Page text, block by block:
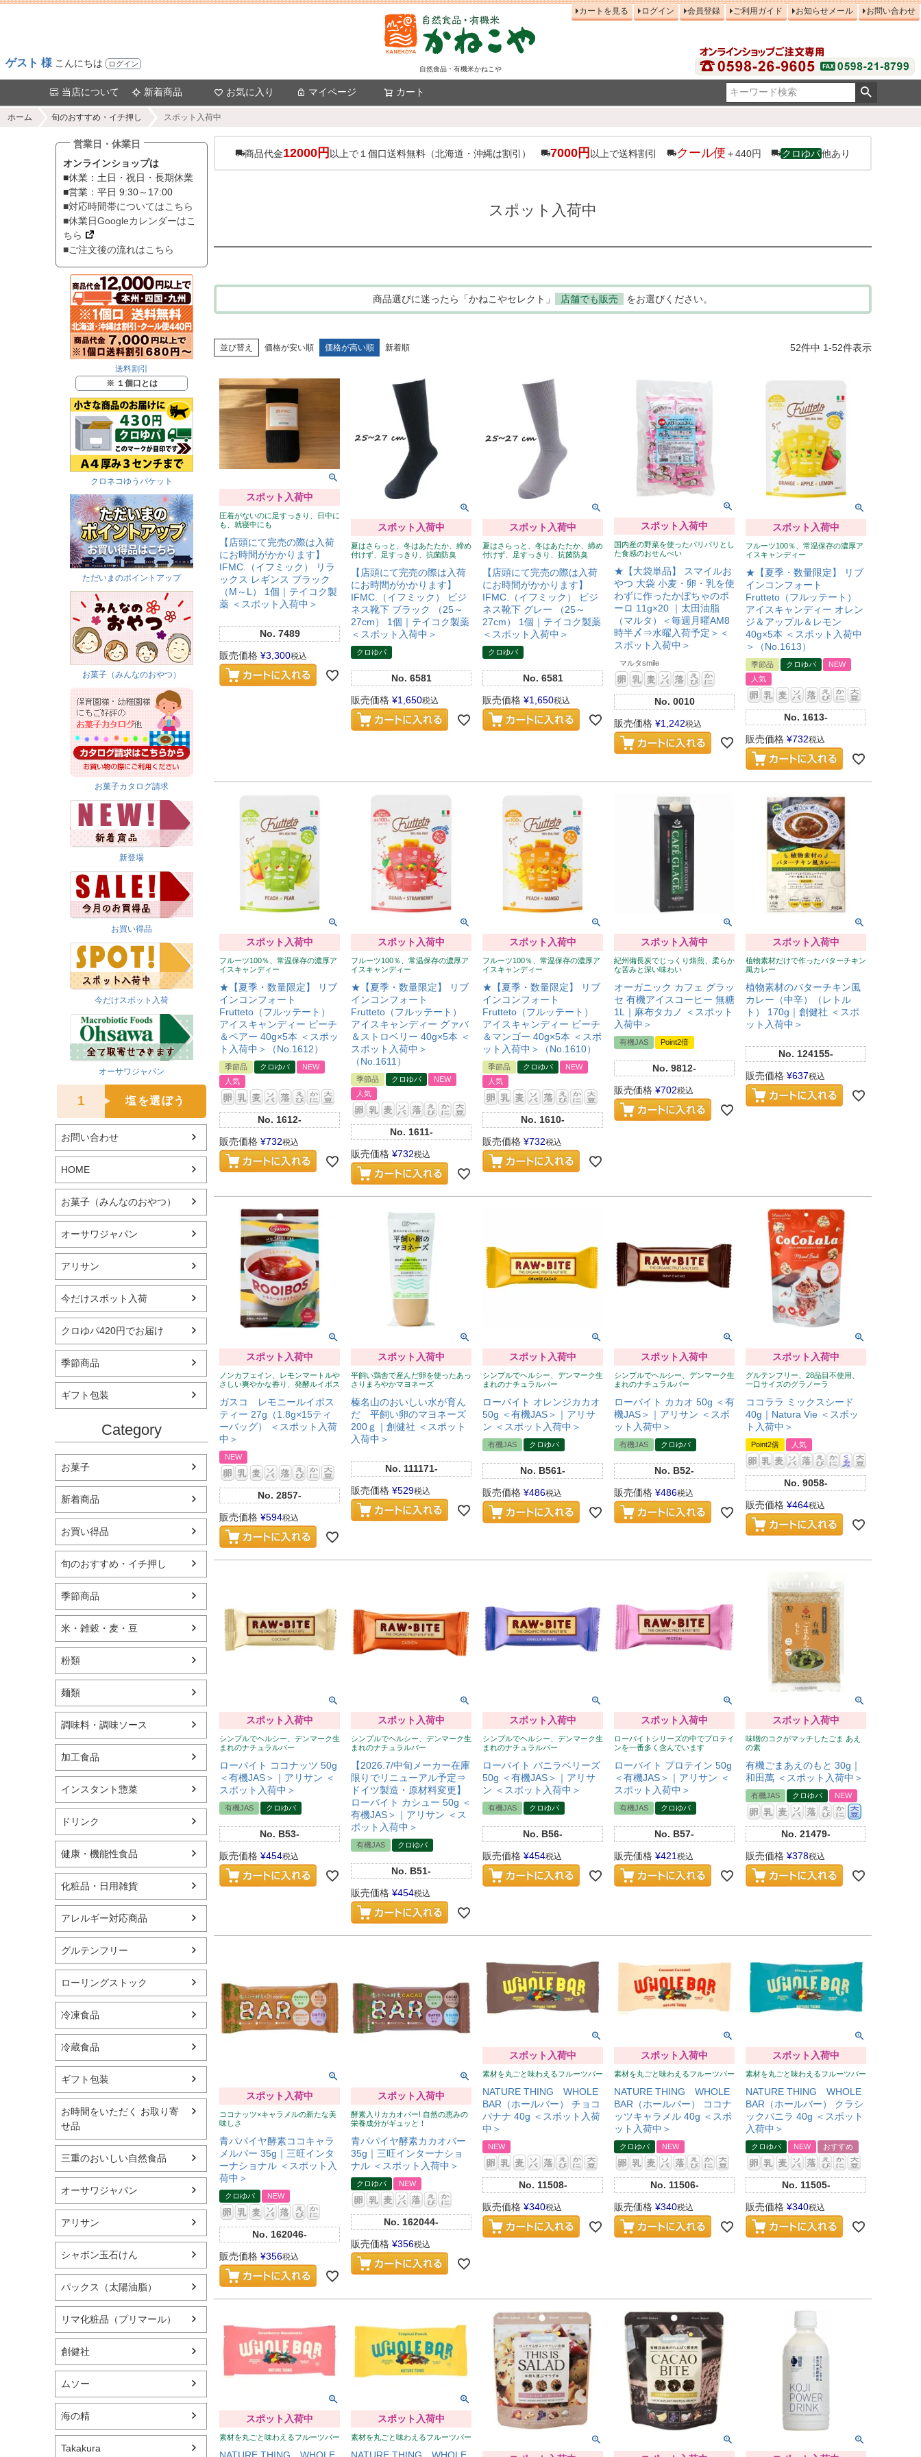
ゲスト 様 こんにちは ログイン
自然食品・有機米かねこや
カートを見る ログイン 会員登録 ご利用ガイド お知らせメール お問い合わせ
当店について 新着商品 お気に入り マイページ カート
ホーム 旬のおすすめ・イチ押し スポット入荷中
営業日・休業日
オンラインショップは
■休業：土日・祝日・長期休業
■営業：平日 9:30～17:00
■対応時間帯についてはこちら
■休業日Googleカレンダーはこ
ちら
■ご注文後の流れはこちら
送料割引
※ １個口とは
クロネコゆうパケット
ただいまのポイントアップ
お菓子（みんなのおやつ）
お菓子カタログ請求
新登場
お買い得品
今だけスポット入荷
オーサワジャパン
1 塩を選ぼう
お問い合わせ
HOME
お菓子（みんなのおやつ）
オーサワジャパン
アリサン
今だけスポット入荷
クロゆパ420円でお届け
季節商品
ギフト包装
Category
お菓子
新着商品
お買い得品
旬のおすすめ・イチ押し
季節商品
米・雑穀・麦・豆
粉類
麺類
調味料・調味ソース
加工食品
インスタント惣菜
ドリンク
健康・機能性食品
化粧品・日用雑貨
アレルギー対応商品
グルテンフリー
ローリングストック
冷凍食品
冷蔵食品
ギフト包装
お時間をいただく お取り寄
せ品
三重のおいしい自然食品
オーサワジャパン
アリサン
シャボン玉石けん
パックス（太陽油脂）
リマ化粧品（プリマール）
創健社
ムソー
海の精
Takakura
商品代金12000円 以上で１個口送料無料（北海道・沖縄は割引） 7000円 以上で送料割引 クール便 ＋440円 クロゆパ他あり
スポット入荷中
商品選びに迷ったら「かねこやセレクト」 店舗でも販売 をお選びください。
並び替え 価格が安い順 価格が高い順 新着順 52件中 1-52件表示
スポット入荷中
圧着がないのに足すっきり、日中に
も、就寝中にも
【店頭にて完売の際は入荷
にお時間がかかります】
IFMC.（イフミック） リラ
ックス レギンス ブラック
（M～L） 1個｜テイコク製
薬 ＜スポット入荷中＞
No. 7489
販売価格 ¥3,300税込
スポット入荷中
夏はさらっと、冬はあたたか、締め
付けず、足すっきり、抗菌防臭
【店頭にて完売の際は入荷
にお時間がかかります】
IFMC.（イフミック） ビジ
ネス靴下 ブラック （25～
27cm） 1個｜テイコク製薬
＜スポット入荷中＞
クロゆパ
No. 6581
販売価格 ¥1,650税込
スポット入荷中
夏はさらっと、冬はあたたか、締め
付けず、足すっきり、抗菌防臭
【店頭にて完売の際は入荷
にお時間がかかります】
IFMC.（イフミック） ビジ
ネス靴下 グレー （25～
27cm） 1個｜テイコク製薬
＜スポット入荷中＞
クロゆパ
No. 6581
販売価格 ¥1,650税込
スポット入荷中
国内産の野菜を使ったパリパリとし
た食感のおせんべい
★【大袋単品】 スマイルお
やつ 大袋 小麦・卵・乳を使
わずに作ったかぼちゃのボ
ーロ 11g×20 ｜太田油脂
（マルタ）＜毎週月曜AM8
時半〆⇒水曜入荷予定＞＜
スポット入荷中＞
マルタsmile
No. 0010
販売価格 ¥1,242税込
スポット入荷中
フルーツ100％、常温保存の濃厚ア
イスキャンディー
★【夏季・数量限定】 リブ
インコンフォート
Frutteto（フルッテート）
アイスキャンディー オレン
ジ＆アップル＆レモン
40g×5本 ＜スポット入荷中
＞（No.1613）
季節品 クロゆパ
NEW
人気
No. 1613-
販売価格 ¥732税込
スポット入荷中
フルーツ100％、常温保存の濃厚ア
イスキャンディー
★【夏季・数量限定】 リブ
インコンフォート
Frutteto（フルッテート）
アイスキャンディー ピーチ
＆ペアー 40g×5本 ＜スポッ
ト入荷中＞（No.1612）
季節品 クロゆパ
NEW
人気
No. 1612-
販売価格 ¥732税込
スポット入荷中
フルーツ100％、常温保存の濃厚ア
イスキャンディー
★【夏季・数量限定】 リブ
インコンフォート
Frutteto（フルッテート）
アイスキャンディー グァバ
＆ストロベリー 40g×5本 ＜
スポット入荷中＞
（No.1611）
季節品 クロゆパ
NEW
人気
No. 1611-
販売価格 ¥732税込
スポット入荷中
フルーツ100％、常温保存の濃厚ア
イスキャンディー
★【夏季・数量限定】 リブ
インコンフォート
Frutteto（フルッテート）
アイスキャンディー ピーチ
＆マンゴー 40g×5本 ＜スポ
ット入荷中＞（No.1610）
季節品 クロゆパ
NEW
人気
No. 1610-
販売価格 ¥732税込
スポット入荷中
紀州備長炭でじっくり焙煎、柔らか
な苦みと深い味わい
オーガニック カフェ グラッ
セ 有機アイスコーヒー 無糖
1L｜麻布タカノ ＜スポット
入荷中＞
有機JAS Point2倍
No. 9812-
販売価格 ¥702税込
スポット入荷中
植物素材だけで作ったバターチキン
風カレー
植物素材のバターチキン風
カレー（中辛）（レトル
ト） 170g｜創健社 ＜スポ
ット入荷中＞
No. 124155-
販売価格 ¥637税込
スポット入荷中
ノンカフェイン、レモンマートルや
さしい爽やかな香り、発酵ルイボス
ガスコ レモニールイボス
ティー 27g（1.8g×15ティ
ーバッグ） ＜スポット入荷
中＞
NEW
No. 2857-
販売価格 ¥594税込
スポット入荷中
平飼い鶏舎で産んだ卵を使ったあっ
さりまろやかマヨネーズ
榛名山のおいしい水が育ん
だ 平飼い卵のマヨネーズ
200ｇ｜創健社 ＜スポット
入荷中＞
No. 111171-
販売価格 ¥529税込
スポット入荷中
シンプルでヘルシー、デンマーク生
まれのナチュラルバー
ローバイト オレンジカカオ
50g ＜有機JAS＞｜アリサ
ン ＜スポット入荷中＞
有機JAS クロゆパ
No. B561-
販売価格 ¥486税込
スポット入荷中
シンプルでヘルシー、デンマーク生
まれのナチュラルバー
ローバイト カカオ 50g ＜有
機JAS＞｜アリサン ＜スポ
ット入荷中＞
有機JAS クロゆパ
No. B52-
販売価格 ¥486税込
スポット入荷中
グルテンフリー、28品目不使用、
一口サイズのグラノーラ
ココララ ミックスシード
40g｜Natura Vie ＜スポッ
ト入荷中＞
Point2倍 人気
No. 9058-
販売価格 ¥464税込
スポット入荷中
シンプルでヘルシー、デンマーク生
まれのナチュラルバー
ローバイト ココナッツ 50g
＜有機JAS＞｜アリサン ＜
スポット入荷中＞
有機JAS クロゆパ
No. B53-
販売価格 ¥454税込
スポット入荷中
シンプルでヘルシー、デンマーク生
まれのナチュラルバー
【2026.7/中旬メーカー在庫
限りでリニューアル予定⇒
ドイツ製造・原材料変更】
ローバイト カシュー 50g ＜
有機JAS＞｜アリサン ＜ス
ポット入荷中＞
有機JAS クロゆパ
No. B51-
販売価格 ¥454税込
スポット入荷中
シンプルでヘルシー、デンマーク生
まれのナチュラルバー
ローバイト バニラベリーズ
50g ＜有機JAS＞｜アリサ
ン ＜スポット入荷中＞
有機JAS クロゆパ
No. B56-
販売価格 ¥454税込
スポット入荷中
ローバイトシリーズの中でプロテイ
ンを一番多く含んでいます
ローバイト プロテイン 50g
＜有機JAS＞｜アリサン ＜
スポット入荷中＞
有機JAS クロゆパ
No. B57-
販売価格 ¥421 税込
スポット入荷中
味噌のコクがマッチしたごま あえ
の素
有機ごまあえのもと 30g｜
和田萬 ＜スポット入荷中＞
有機JAS クロゆパ NEW
No. 21479-
販売価格 ¥378税込
スポット入荷中
ココナッツ×キャラメルの新たな美
味しさ
青パパイヤ酵素ココキャラ
メルバー 35g｜三旺インタ
ーナショナル ＜スポット入
荷中＞
クロゆパ NEW
No. 162046-
販売価格 ¥356税込
スポット入荷中
酵素入りカカオバー! 自然の恵みの
栄養成分がギュッと！
青パパイヤ酵素カカオバー
35g｜三旺インターナショ
ナル ＜スポット入荷中＞
クロゆパ NEW
No. 162044-
販売価格 ¥356税込
スポット入荷中
素材を丸ごと味わえるフルーツバー
NATURE THING WHOLE
BAR（ホールバー） チョコ
バナナ 40g ＜スポット入荷
中＞
NEW
No. 11508-
販売価格 ¥340税込
スポット入荷中
素材を丸ごと味わえるフルーツバー
NATURE THING WHOLE
BAR（ホールバー） ココナ
ッツキャラメル 40g ＜スポ
ット入荷中＞
クロゆパ NEW
No. 11506-
販売価格 ¥340税込
スポット入荷中
素材を丸ごと味わえるフルーツバー
NATURE THING WHOLE
BAR（ホールバー） クラシ
ックバニラ 40g ＜スポット
入荷中＞
クロゆパ NEW おすすめ
No. 11505-
販売価格 ¥340税込
スポット入荷中
素材を丸ごと味わえるフルーツバー
スポット入荷中
素材を丸ごと味わえるフルーツバー